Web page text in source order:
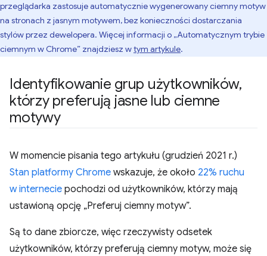
przeglądarka zastosuje automatycznie wygenerowany ciemny motyw
na stronach z jasnym motywem, bez konieczności dostarczania
stylów przez dewelopera. Więcej informacji o „Automatycznym trybie
ciemnym w Chrome” znajdziesz wtym artykule.
Identyfikowanie grup użytkowników,
którzy preferują jasne lub ciemne
motywy
W momencie pisania tego artykułu (grudzień 2021 r.)
Stan platformy Chrome wskazuje, że około 22% ruchu
w internecie pochodzi od użytkowników, którzy mają
ustawioną opcję „Preferuj ciemny motyw”.
Są to dane zbiorcze, więc rzeczywisty odsetek
użytkowników, którzy preferują ciemny motyw, może się